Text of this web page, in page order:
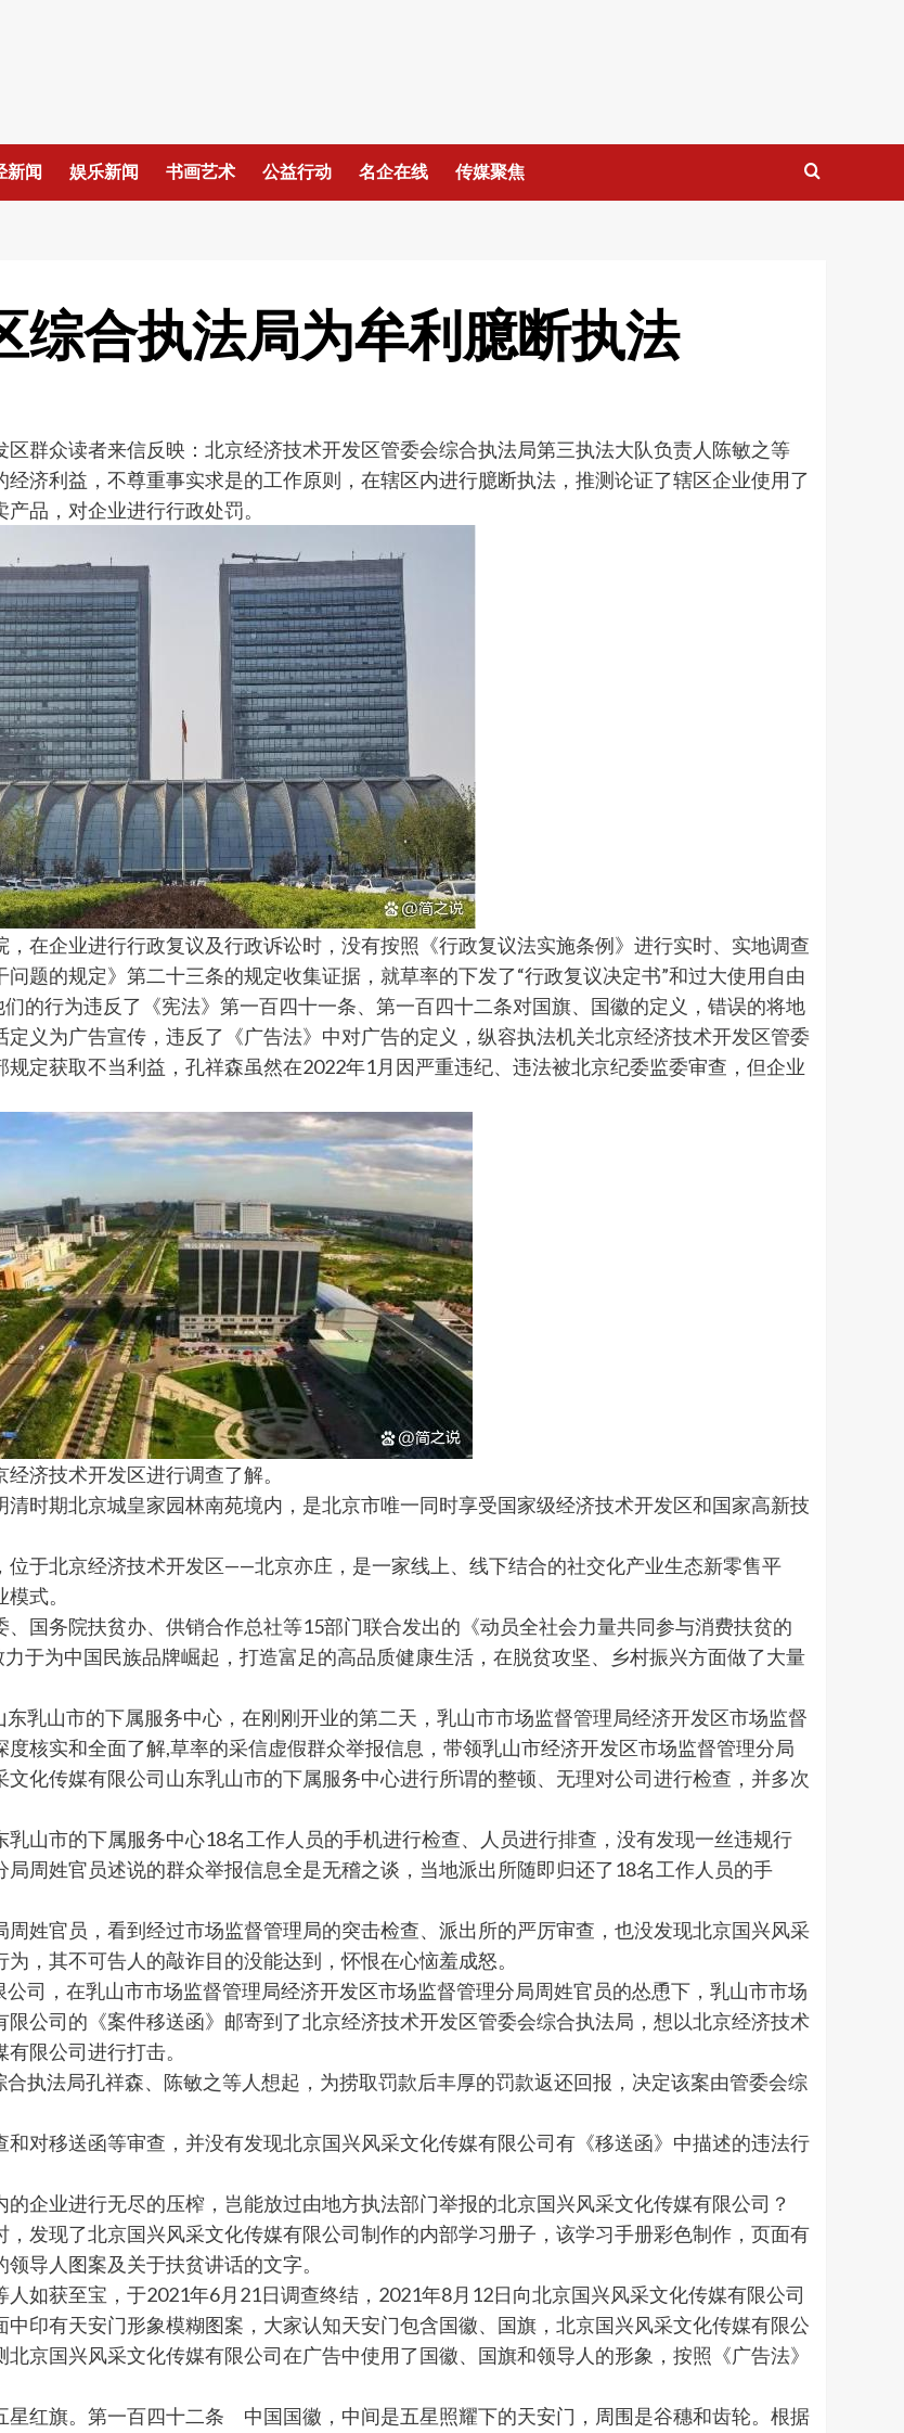
新闻 娱乐新闻 书画艺术 公益行动 名企在线 传媒聚焦
综合执法局为牟利臆断执法
区群众读者来信反映：北京经济技术开发区管委会综合执法局第三执法大队负责人陈敏之等
济利益，不尊重事实求是的工作原则，在辖区内进行臆断执法，推测论证了辖区企业使用了
品，对企业进行行政处罚。
在企业进行行政复议及行政诉讼时，没有按照《行政复议法实施条例》进行实时、实地调查
题的规定》第二十三条的规定收集证据，就草率的下发了“行政复议决定书”和过大使用自由
的行为违反了《宪法》第一百四十一条、第一百四十二条对国旗、国徽的定义，错误的将地
义为广告宣传，违反了《广告法》中对广告的定义，纵容执法机关北京经济技术开发区管委
定获取不当利益，孔祥森虽然在2022年1月因严重违纪、违法被北京纪委监委审查，但企业
济技术开发区进行调查了解。
时期北京城皇家园林南苑境内，是北京市唯一同时享受国家级经济技术开发区和国家高新技
于北京经济技术开发区——北京亦庄，是一家线上、线下结合的社交化产业生态新零售平
式。
国务院扶贫办、供销合作总社等15部门联合发出的《动员全社会力量共同参与消费扶贫的
于为中国民族品牌崛起，打造富足的高品质健康生活，在脱贫攻坚、乡村振兴方面做了大量
乳山市的下属服务中心，在刚刚开业的第二天，乳山市市场监督管理局经济开发区市场监督
核实和全面了解,草率的采信虚假群众举报信息，带领乳山市经济开发区市场监督管理分局
化传媒有限公司山东乳山市的下属服务中心进行所谓的整顿、无理对公司进行检查，并多次
山市的下属服务中心18名工作人员的手机进行检查、人员进行排查，没有发现一丝违规行
周姓官员述说的群众举报信息全是无稽之谈，当地派出所随即归还了18名工作人员的手
姓官员，看到经过市场监督管理局的突击检查、派出所的严厉审查，也没发现北京国兴风采
，其不可告人的敲诈目的没能达到，怀恨在心恼羞成怒。
司，在乳山市市场监督管理局经济开发区市场监督管理分局周姓官员的怂恿下，乳山市市场
公司的《案件移送函》邮寄到了北京经济技术开发区管委会综合执法局，想以北京经济技术
限公司进行打击。
执法局孔祥森、陈敏之等人想起，为捞取罚款后丰厚的罚款返还回报，决定该案由管委会综
对移送函等审查，并没有发现北京国兴风采文化传媒有限公司有《移送函》中描述的违法行
企业进行无尽的压榨，岂能放过由地方执法部门举报的北京国兴风采文化传媒有限公司？
发现了北京国兴风采文化传媒有限公司制作的内部学习册子，该学习手册彩色制作，页面有
导人图案及关于扶贫讲话的文字。
如获至宝，于2021年6月21日调查终结，2021年8月12日向北京国兴风采文化传媒有限公司
印有天安门形象模糊图案，大家认知天安门包含国徽、国旗，北京国兴风采文化传媒有限公
京国兴风采文化传媒有限公司在广告中使用了国徽、国旗和领导人的形象，按照《广告法》
红旗。第一百四十二条 中国国徽，中间是五星照耀下的天安门，周围是谷穗和齿轮。根据